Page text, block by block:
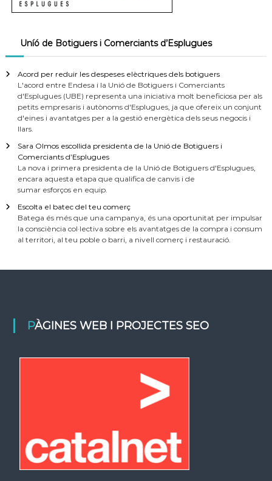
Uníó de Botiguers i Comerciants d’Esplugues
Acord per reduir les despeses elèctriques dels botiguers
L'acord entre Endesa i la Unió de Botiguers i Comerciants
d'Esplugues (UBE) representa una iniciativa molt beneficiosa per als
petits empresaris i autònoms d'Esplugues, ja que ofereix un conjunt
d'eines i avantatges per a la gestió energètica dels seus negocis i
llars.
Sara Olmos escollida presidenta de la Unió de Botiguers i
Comerciants d’Esplugues
La nova i primera presidenta de la Unió de Botiguers d'Esplugues,
encara aquesta etapa que qualifica de canvis i de
sumar esforços en equip.
Escolta el batec del teu comerç
Batega és més que una campanya, és una oportunitat per impulsar
la consciència col·lectiva sobre els avantatges de la compra i consum
al territori, al teu poble o barri, a nivell comerç i restauració.
PÀGINES WEB I PROJECTES SEO